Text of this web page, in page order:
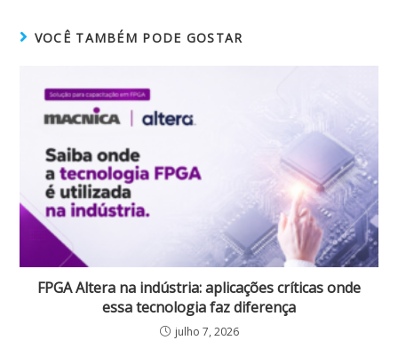
VOCÊ TAMBÉM PODE GOSTAR
FPGA Altera na indústria: aplicações críticas onde
essa tecnologia faz diferença
julho 7, 2026